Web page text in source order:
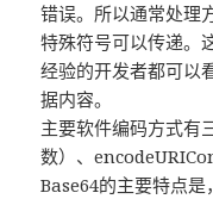
错误。所以通常处理
特殊符号可以传递。
经验的开发者都可以
据内容。
主要软件编码方式有
数）、
Base64的主要特点